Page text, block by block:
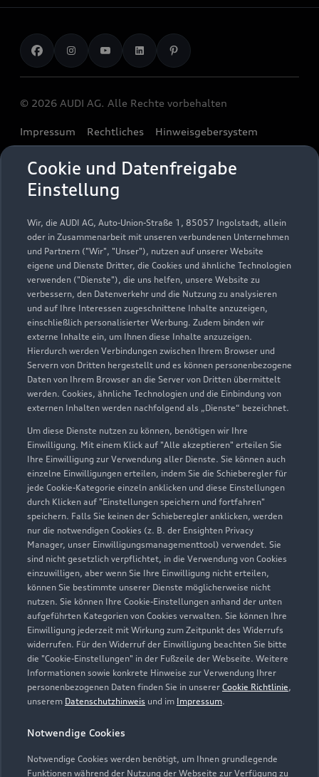
Cookie und Datenfreigabe
Einstellung
Wir, die AUDI AG, Auto-Union-Straße 1, 85057 Ingolstadt, allein
oder in Zusammenarbeit mit unseren verbundenen Unternehmen
und Partnern ("Wir", "Unser"), nutzen auf unserer Website
eigene und Dienste Dritter, die Cookies und ähnliche Technologien
verwenden ("Dienste"), die uns helfen, unsere Website zu
verbessern, den Datenverkehr und die Nutzung zu analysieren
und auf Ihre Interessen zugeschnittene Inhalte anzuzeigen,
einschließlich personalisierter Werbung. Zudem binden wir
externe Inhalte ein, um Ihnen diese Inhalte anzuzeigen.
Hierdurch werden Verbindungen zwischen Ihrem Browser und
Servern von Dritten hergestellt und es können personenbezogene
Daten von Ihrem Browser an die Server von Dritten übermittelt
werden. Cookies, ähnliche Technologien und die Einbindung von
externen Inhalten werden nachfolgend als „Dienste“ bezeichnet.
Um diese Dienste nutzen zu können, benötigen wir Ihre
Einwilligung. Mit einem Klick auf "Alle akzeptieren" erteilen Sie
Ihre Einwilligung zur Verwendung aller Dienste. Sie können auch
einzelne Einwilligungen erteilen, indem Sie die Schieberegler für
jede Cookie-Kategorie einzeln anklicken und diese Einstellungen
durch Klicken auf "Einstellungen speichern und fortfahren"
speichern. Falls Sie keinen der Schieberegler anklicken, werden
nur die notwendigen Cookies (z. B. der Ensighten Privacy
Manager, unser Einwilligungsmanagementtool) verwendet. Sie
sind nicht gesetzlich verpflichtet, in die Verwendung von Cookies
einzuwilligen, aber wenn Sie Ihre Einwilligung nicht erteilen,
können Sie bestimmte unserer Dienste möglicherweise nicht
nutzen. Sie können Ihre Cookie-Einstellungen anhand der unten
aufgeführten Kategorien von Cookies verwalten. Sie können Ihre
Einwilligung jederzeit mit Wirkung zum Zeitpunkt des Widerrufs
widerrufen. Für den Widerruf der Einwilligung beachten Sie bitte
die "Cookie-Einstellungen" in der Fußzeile der Webseite. Weitere
Informationen sowie konkrete Hinweise zur Verwendung Ihrer
personenbezogenen Daten finden Sie in unserer Cookie Richtlinie,
unserem Datenschutzhinweis und im Impressum.
Notwendige Cookies
Notwendige Cookies werden benötigt, um Ihnen grundlegende
Funktionen während der Nutzung der Webseite zur Verfügung zu
Geschäftskunden
Garantie
Audi digital services
myAudi
Audi Code
Häufige Fragen (FAQ)
Audi Online Beratung
Online-Terminvereinbarung
Servicekontakt
Bordbuch & Bedienungsanleitungen
Verträge kündigen
Unternehmen
Karriere
Datenschutz
Audi erleben
© 2026 AUDI AG. Alle Rechte vorbehalten
Impressum Rechtliches
Hinweisgebersystem
Cookie-Richtlinie
Barrierefreiheit
Digital Services Act
Ein Service der AUTOHAUSEN® AG, In der Spöck 4, 77656
Offenburg in Kooperation mit unseren Audi Partnern.
Der gezeigte Ankaufswert spiegelt den aktuellen Ankaufswert
Ihres Gebrauchten für den Ankauf oder die Inzahlungnahme
durch den Händler wider. Wir nutzen dafür sowohl DAT
Marktdaten als auch aktuelle Marktpreise. Der gezeigte Wert
dient zur Orientierung - Wert beeinflussende
Regionalfaktoren, Sonderausstattungen und der individuelle
Zustand Ihres Fahrzeugs können hier nicht vollends
berücksichtigt werden. Aus diesen Gründen kann die
endgültige Bewertung erst nach einer Prüfung des Fahrzeugs
durch den Audi Partner bzw. einen Kfz-Sachverständigen
erfolgen.
Ein Angebot der Audi Leasing, Zweigniederlassung der
Volkswagen Leasing GmbH, Gifhorner Str. 57, 38112
Braunschweig, für Privatkunden und gewerbliche
Einzelabnehmer.
Diese Leistung umfasst den Anspruch auf eine begrenzte
Übernahme der Kosten bis zu 35 Euro für Ersatzmobilität (z.B.
Mietwagen). Der Partner entscheidet über die Art der
Ersatzmobilität. Die Ersatzmobilität gilt nur in
Zusammenhang mit Leistungen, die durch die Dienstleistung
abgedeckt werden. Sie wird für einen Tag je Wartung oder
Inspektion gewährt.
Dieses Angebot ergänzt die in den Fahrzeugen enthaltene Audi
Dienstleistung Inspektion und Verschleiß der Audi Leasing,
Zweigniederlassung der Volkswagen Leasing GmbH,
Braunschweig. Nur für Audi Werksdienstwagen und Audi